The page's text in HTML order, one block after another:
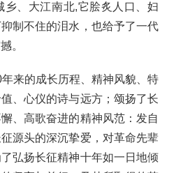
乡、大江南北,它脍炙人口、妇
制不住的泪水，也给予了一代
。
来的成长历程、精神风貌、特
、心仪的诗与远方；颂扬了长
、高歌奋进的精神风范：发自
源头的深沉挚爱，对革命先辈
弘扬长征精神十年如一日地倾